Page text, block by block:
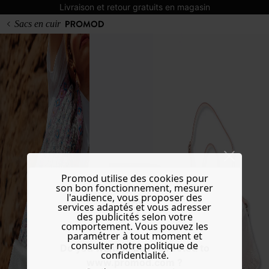
Livraison et retour gratuits en magasin
Do you want to be redirected to
www.promod.com ?
Sacs en cuir
Promod utilise des cookies pour
son bon fonctionnement, mesurer
l'audience, vous proposer des
services adaptés et vous adresser
des publicités selon votre
comportement. Vous pouvez les
paramétrer à tout moment et
consulter notre politique de
confidentialité.